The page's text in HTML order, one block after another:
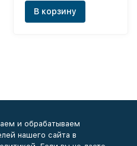
В корзину
и обрабатываем
нашего сайта в